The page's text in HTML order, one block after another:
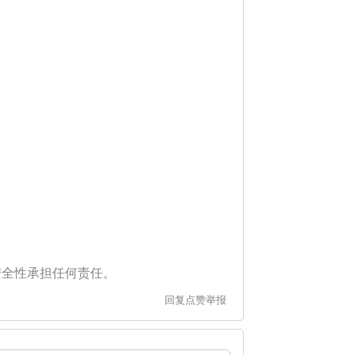
性承担任何责任。
回复 点赞举报